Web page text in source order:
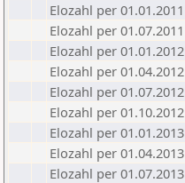
Elozahl per 01.01.2011
Elozahl per 01.07.2011
Elozahl per 01.01.2012
Elozahl per 01.04.2012
Elozahl per 01.07.2012
Elozahl per 01.10.2012
Elozahl per 01.01.2013
Elozahl per 01.04.2013
Elozahl per 01.07.2013